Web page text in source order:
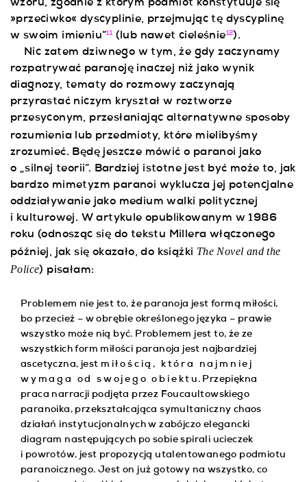
wzoru, zgodnie z którym podmiot konstytuuje się
»przeciwko« dyscyplinie, przejmując tę dyscyplinę
w swoim imieniu”11 (lub nawet cieleśnie12).
Nic zatem dziwnego w tym, że gdy zaczynamy
rozpatrywać paranoję inaczej niż jako wynik
diagnozy, tematy do rozmowy zaczynają
przyrastać niczym kryształ w roztworze
przesyconym, przesłaniając alternatywne sposoby
rozumienia lub przedmioty, które mielibyśmy
zrozumieć. Będę jeszcze mówić o paranoi jako
o „silnej teorii”. Bardziej istotne jest być może to, jak
bardzo mimetyzm paranoi wyklucza jej potencjalne
oddziaływanie jako medium walki politycznej
i kulturowej. W artykule opublikowanym w 1986
roku (odnosząc się do tekstu Millera włączonego
później, jak się okazało, do książki The Novel and the
Police) pisałam:
Problemem nie jest to, że paranoja jest formą miłości,
bo przecież – w obrębie określonego języka – prawie
wszystko może nią być. Problemem jest to, że ze
wszystkich form miłości paranoja jest najbardziej
ascetyczna, jest miłością, która najmniej
wymaga od swojego obiektu. Przepiękna
praca narracji podjęta przez Foucaultowskiego
paranoika, przekształcająca symultaniczny chaos
działań instytucjonalnych w zabójczo elegancki
diagram następujących po sobie spirali ucieczek
i powrotów, jest propozycją utalentowanego podmiotu
paranoicznego. Jest on już gotowy na wszystko, co